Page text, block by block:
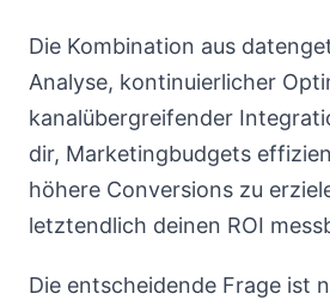
Die Kombination aus
Analyse, kontinuierlicher
kanalübergreifender
dir, Marketingbudgets
höhere Conversions zu
letztendlich deinen ROI
Die entscheidende Frage ist